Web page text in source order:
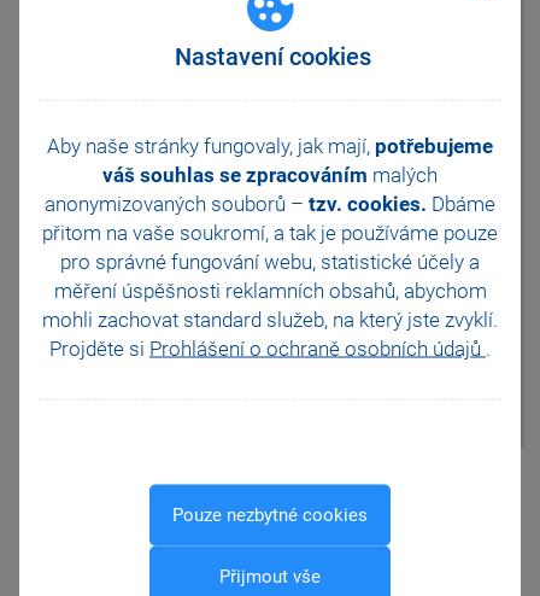
Nastavení cookies
Aby naše stránky fungovaly, jak mají, potřebujeme
váš souhlas se zpracováním malých
anonymizovaných souborů – tzv. cookies. Dbáme
přitom na vaše soukromí, a tak je používáme pouze
pro správné fungování webu, statistické účely a
měření úspěšnosti reklamních obsahů, abychom
mohli zachovat standard služeb, na který jste zvyklí.
Projděte si Prohlášení o ochraně osobních údajů .
Pouze nezbytné cookies
Přijmout vše
JMHZ v Pohodě a Pamice
dokladu provádět.
individuálně nastavit, aby se
kontroly neprováděly vůbec,
případně se prováděly na
dotaz. Nastavení pro
konkrétního uživatele upravíte v
agendě Uživatelské
nastavení/CRM, kde naleznete
volby pro provádění
automatických kontrol při
prvotním uložení dokladu a při